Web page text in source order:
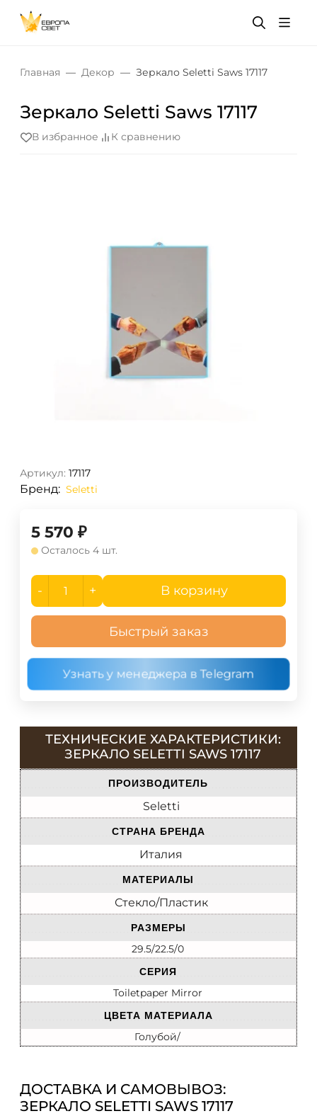
Главная Декор Зеркало Seletti Saws 17117
Зеркало Seletti Saws 17117
В избранное К сравнению
Артикул: 17117
Бренд: Seletti
5 570 ₽
Осталось 4 шт.
- + В корзину
Быстрый заказ
Узнать у менеджера в Telegram
ТЕХНИЧЕСКИЕ ХАРАКТЕРИСТИКИ:
ЗЕРКАЛО SELETTI SAWS 17117
ПРОИЗВОДИТЕЛЬ
Seletti
СТРАНА БРЕНДА
Италия
МАТЕРИАЛЫ
Стекло/Пластик
РАЗМЕРЫ
29.5/22.5/0
СЕРИЯ
Toiletpaper Mirror
ЦВЕТА МАТЕРИАЛА
Голубой/
ДОСТАВКА И САМОВЫВОЗ:
ЗЕРКАЛО SELETTI SAWS 17117